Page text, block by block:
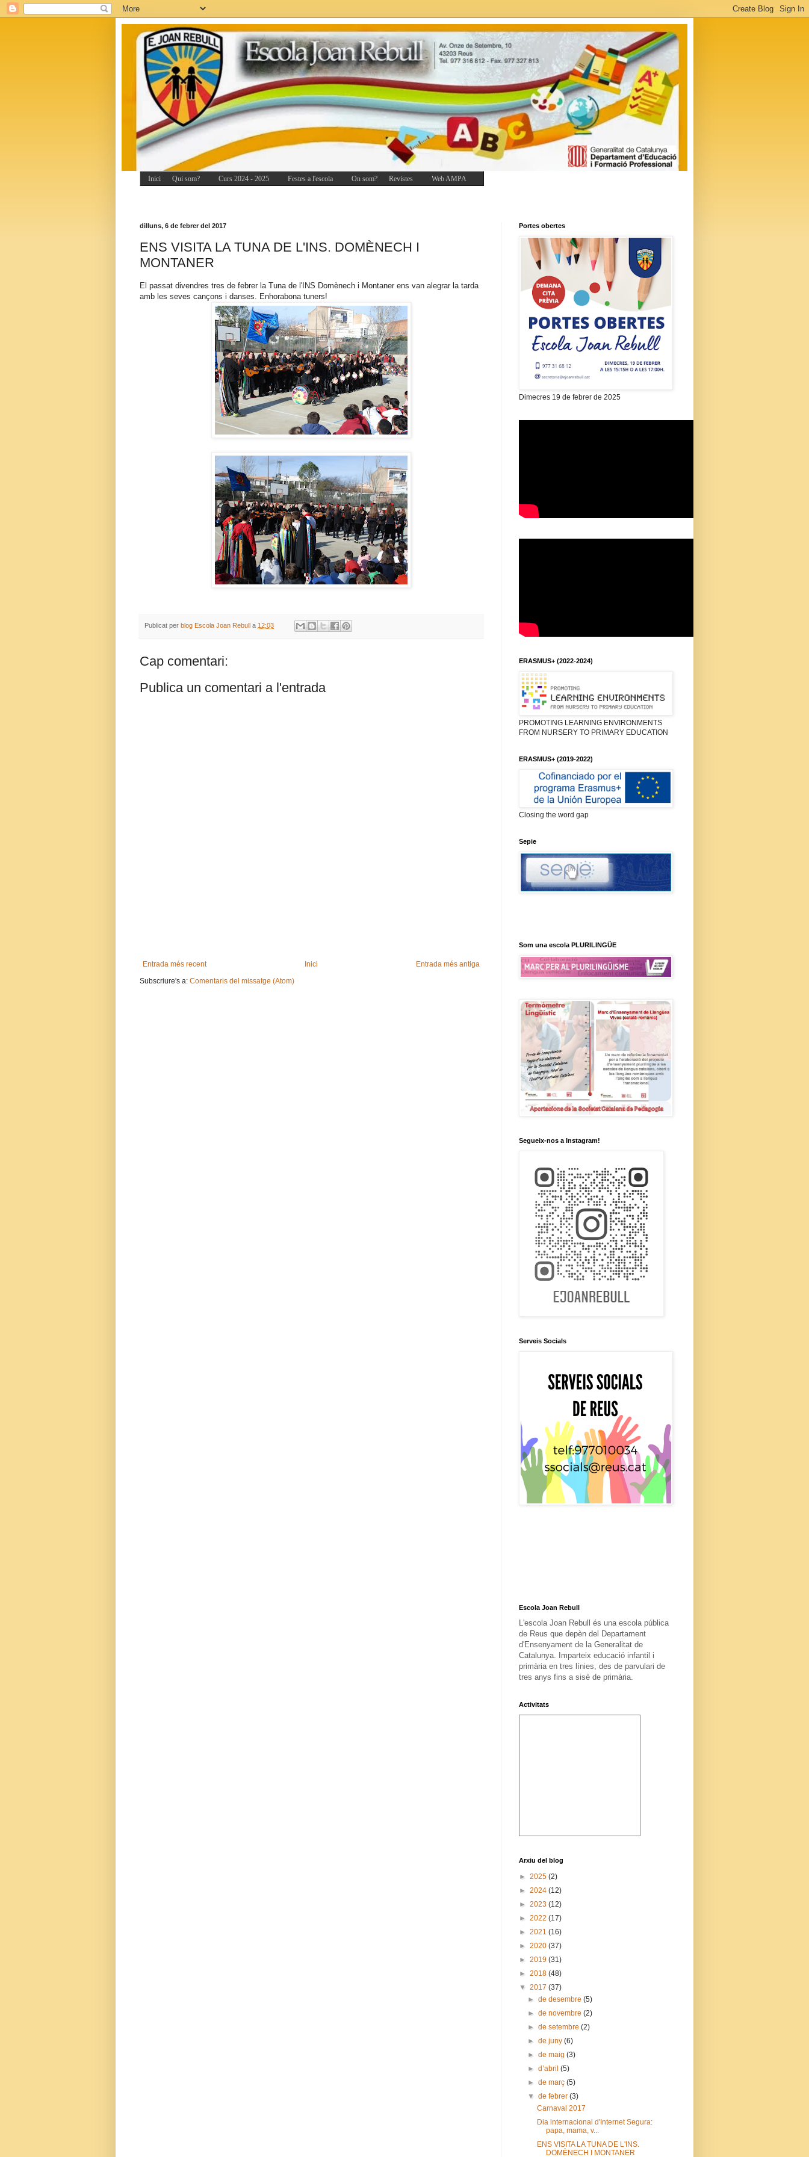
Inici Qui som? Curs 2024 - 2025 Festes a l'escola On som? Revistes Web AMPA
dilluns, 6 de febrer del 2017
ENS VISITA LA TUNA DE L'INS. DOMÈNECH I
MONTANER
El passat divendres tres de febrer la Tuna de l'INS Domènech i Montaner ens van alegrar la tarda
amb les seves cançons i danses. Enhorabona tuners!
Publicat per blog Escola Joan Rebull a 12:03
Cap comentari:
Publica un comentari a l'entrada
Entrada més recent Entrada més antiga
Inici
Subscriure's a: Comentaris del missatge (Atom)
Portes obertes
Dimecres 19 de febrer de 2025
ERASMUS+ (2022-2024)
PROMOTING LEARNING ENVIRONMENTS
FROM NURSERY TO PRIMARY EDUCATION
ERASMUS+ (2019-2022)
Closing the word gap
Sepie
Som una escola PLURILINGÜE
Segueix-nos a Instagram!
Serveis Socials
Escola Joan Rebull
L'escola Joan Rebull és una escola pública
de Reus que depèn del Departament
d'Ensenyament de la Generalitat de
Catalunya. Imparteix educació infantil i
primària en tres línies, des de parvulari de
tres anys fins a sisè de primària.
Activitats
Arxiu del blog
► 2025 (2)
► 2024 (12)
► 2023 (12)
► 2022 (17)
► 2021 (16)
► 2020 (37)
► 2019 (31)
► 2018 (48)
▼ 2017 (37)
►de desembre(5)
►de novembre(2)
►de setembre(2)
►de juny(6)
►de maig(3)
►d’abril(5)
►de març(5)
▼de febrer(3)
Carnaval 2017
Dia internacional d'Internet Segura:
papa, mama, v...
ENS VISITA LA TUNA DE L'INS.
DOMÈNECH I MONTANER